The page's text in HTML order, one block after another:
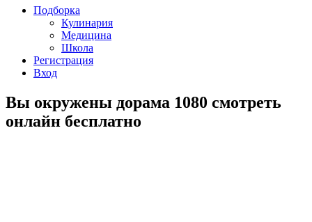
Подборка
Кулинария
Медицина
Школа
Регистрация
Вход
Вы окружены дорама 1080 смотреть
онлайн бесплатно